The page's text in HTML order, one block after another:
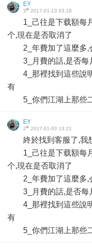
EY
3# 2017-01-13 03:18
1_己往是下载額每
个,現在是否取消了
2_年費加了這麼多
3_月費的話,是否每
4_那裡找到這些說
有
5_你們江湖上那些
EY
2# 2017-01-03 13:21
終於找到客服了,我
1_己往是下载額每
个,現在是否取消了
2_年費加了這麼多
3_月費的話,是否每
4_那裡找到這些說
有
5_你們江湖上那些